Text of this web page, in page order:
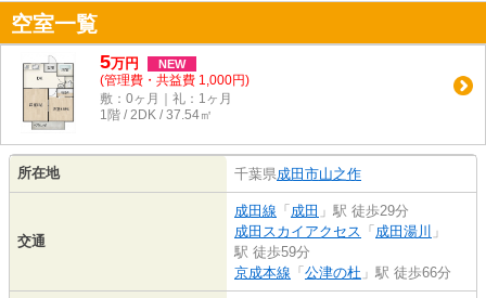
空室一覧
5万円 NEW
(管理費・共益費 1,000円)
敷：0ヶ月｜礼：1ヶ月
1階 / 2DK / 37.54㎡
所在地 千葉県成田市山之作
交通
成田線 「成田 」駅 徒歩29分
成田スカイアクセス 「成田湯川 」
駅 徒歩59分
京成本線 「公津の杜 」駅 徒歩66分